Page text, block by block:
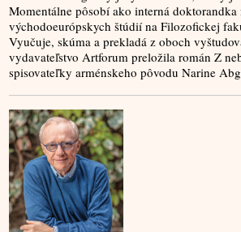
Momentálne pôsobí ako interná
východoeurópskych štúdií na Filozofickej
Vyučuje, skúma a prekladá z oboch
vydavateľstvo Artforum preložila román Z
spisovateľky arménskeho pôvodu Narine